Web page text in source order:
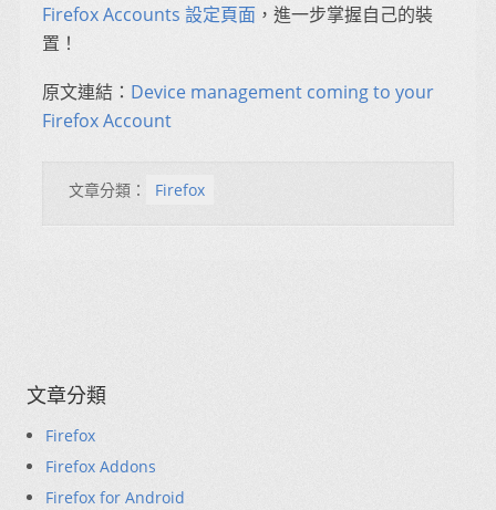
Firefox Accounts 設定頁面 ，進一步掌握自己的裝
置！
原文連結： Device management coming to your
Firefox Account
文章分類： Firefox
文章分類
Firefox
Firefox Addons
Firefox for Android